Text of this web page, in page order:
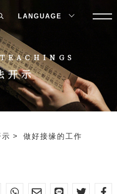
开示
示 做好接缘的工作
LANGUAGE